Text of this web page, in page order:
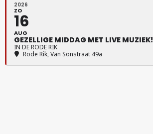
2026
ZO
16
AUG
GEZELLIGE MIDDAG MET LIVE MUZIEK!
IN DE RODE RIK
Rode Rik, Van Sonstraat 49a